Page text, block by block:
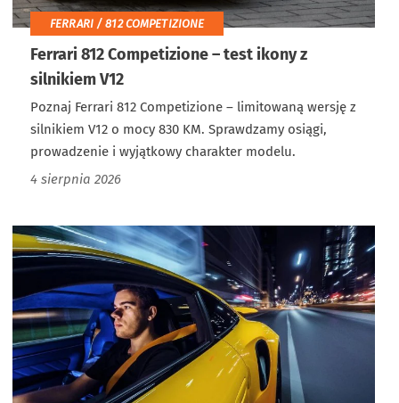
FERRARI / 812 COMPETIZIONE
Ferrari 812 Competizione – test ikony z
silnikiem V12
Poznaj Ferrari 812 Competizione – limitowaną wersję z
silnikiem V12 o mocy 830 KM. Sprawdzamy osiągi,
prowadzenie i wyjątkowy charakter modelu.
4 sierpnia 2026